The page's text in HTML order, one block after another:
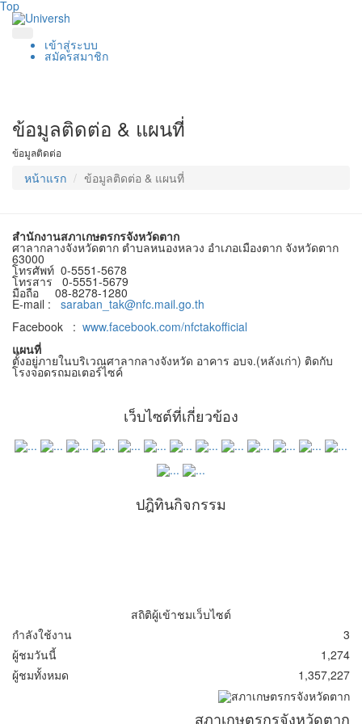
Top
เข้าสู่ระบบ
สมัครสมาชิก
ข้อมูลติดต่อ & แผนที่
ข้อมูลติดต่อ
หน้าแรก ข้อมูลติดต่อ & แผนที่
สำนักงานสภาเกษตรกรจังหวัดตาก
ศาลากลางจังหวัดตาก ตำบลหนองหลวง อำเภอเมืองตาก จังหวัดตาก
63000
โทรศัพท์ 0-5551-5678
โทรสาร 0-5551-5679
มือถือ 08-8278-1280
E-mail : saraban_tak@nfc.mail.go.th
Facebook : www.facebook.com/nfctakofficial
แผนที่
ตั้งอยู่ภายในบริเวณศาลากลางจังหวัด อาคาร อบจ.(หลังเก่า) ติดกับ
โรงจอดรถมอเตอร์ไซค์
เว็บไซต์ที่เกี่ยวข้อง
ปฎิทินกิจกรรม
สถิติผู้เข้าชมเว็บไซต์
กำลังใช้งาน
3
ผู้ชมวันนี้
1,274
ผู้ชมทั้งหมด
1,357,227
สภาเกษตรกรจังหวัดตาก